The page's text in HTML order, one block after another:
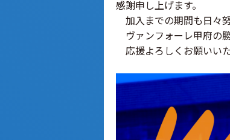
感謝申し上げます。
加入までの期間も日々
ヴァンフォーレ甲府の
応援よろしくお願いいた